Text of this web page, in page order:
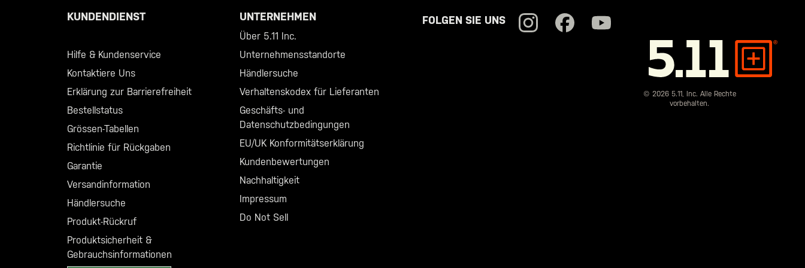
KUNDENDIENST
Hilfe & Kundenservice
Kontaktiere Uns
Erklärung zur Barrierefreiheit
Bestellstatus
Grössen-Tabellen
Richtlinie für Rückgaben
Garantie
Versandinformation
Händlersuche
Produkt-Rückruf
Produktsicherheit &
Gebrauchsinformationen
UNTERNEHMEN
Über 5.11 Inc.
Unternehmensstandorte
Händlersuche
Verhaltenskodex für Lieferanten
Geschäfts- und
Datenschutzbedingungen
EU/UK Konformitätserklärung
Kundenbewertungen
Nachhaltigkeit
Impressum
Do Not Sell
FOLGEN SIE UNS
5.11
© 2026 5.11, Inc. Alle Rechte
vorbehalten.